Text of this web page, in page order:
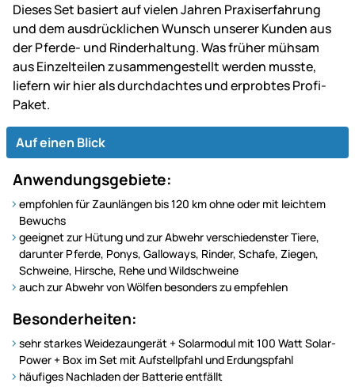
Dieses Set basiert auf vielen Jahren Praxiserfahrung
und dem ausdrücklichen Wunsch unserer Kunden aus
der Pferde- und Rinderhaltung. Was früher mühsam
aus Einzelteilen zusammengestellt werden musste,
liefern wir hier als durchdachtes und erprobtes Profi-
Paket.
Auf einen Blick
Anwendungsgebiete:
empfohlen für Zaunlängen bis 120 km ohne oder mit leichtem
Bewuchs
geeignet zur Hütung und zur Abwehr verschiedenster Tiere,
darunter Pferde, Ponys, Galloways, Rinder, Schafe, Ziegen,
Schweine, Hirsche, Rehe und Wildschweine
auch zur Abwehr von Wölfen besonders zu empfehlen
Besonderheiten:
sehr starkes Weidezaungerät + Solarmodul mit 100 Watt Solar-
Power + Box im Set mit Aufstellpfahl und Erdungspfahl
häufiges Nachladen der Batterie entfällt